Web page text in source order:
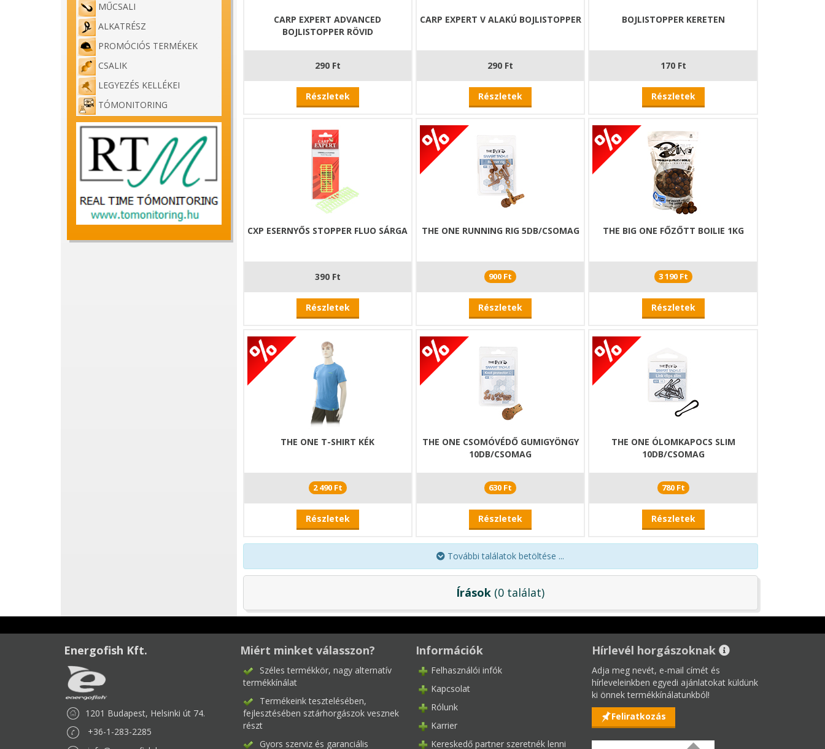
MŰCSALI
ALKATRÉSZ
PROMÓCIÓS TERMÉKEK
CSALIK
LEGYEZÉS KELLÉKEI
TÓMONITORING
CARP EXPERT ADVANCED
BOJLISTOPPER RÖVID
290 Ft
Részletek
CARP EXPERT V ALAKÚ BOJLISTOPPER
290 Ft
Részletek
BOJLISTOPPER KERETEN
170 Ft
Részletek
CXP ESERNYŐS STOPPER FLUO SÁRGA
390 Ft
Részletek
THE ONE RUNNING RIG 5DB/CSOMAG
900 Ft
Részletek
THE BIG ONE FŐZŐTT BOILIE 1KG
3 190 Ft
Részletek
THE ONE T-SHIRT KÉK
2 490 Ft
Részletek
THE ONE CSOMÓVÉDŐ GUMIGYÖNGY
10DB/CSOMAG
630 Ft
Részletek
THE ONE ÓLOMKAPOCS SLIM
10DB/CSOMAG
780 Ft
Részletek
További találatok betöltése ...
Írások (0 találat)
Energofish Kft.
1201 Budapest, Helsinki út 74.
+36-1-283-2285
Miért minket válasszon?
Széles termékkör, nagy alternatív
termékkínálat
Termékeink tesztelésében,
fejlesztésében sztárhorgászok vesznek
részt
Gyors szerviz és garanciális
Információk
Felhasználói infók
Kapcsolat
Rólunk
Karrier
Kereskedő partner szeretnék lenni
Hírlevél horgászoknak
Adja meg nevét, e-mail címét és
hírleveleinkben egyedi ajánlatokat küldünk
ki önnek termékkínálatunkból!
Feliratkozás